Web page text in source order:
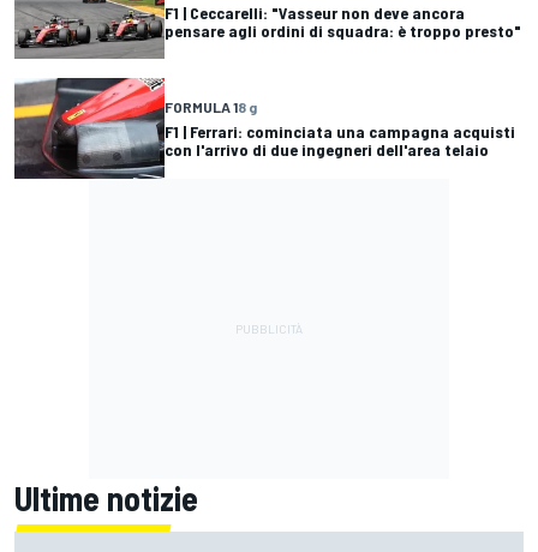
F1 | Ceccarelli: "Vasseur non deve ancora
pensare agli ordini di squadra: è troppo presto"
FORMULA 18 g
F1 | Ferrari: cominciata una campagna acquisti
con l'arrivo di due ingegneri dell'area telaio
Ultime notizie